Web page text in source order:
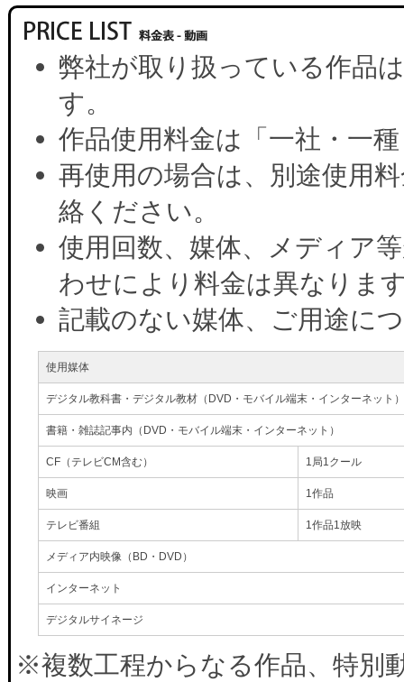
弊社が取り扱っている作品
す。
作品使用料金は「一社・一
再使用の場合は、別途使用
絡ください。
使用回数、媒体、メディア
わせにより料金は異なりま
記載のない媒体、ご用途に
使用媒体
デジタル教科書・デジタル教材（DVD・モバイル端末・インターネット）
書籍・雑誌記事内（DVD・モバイル端末・インターネット）
CF（テレビCM含む） 1局1クール
映画 1作品
テレビ番組 1作品1放映
メディア内映像（BD・DVD）
インターネット
デジタルサイネージ
※複数工程からなる作品、特別